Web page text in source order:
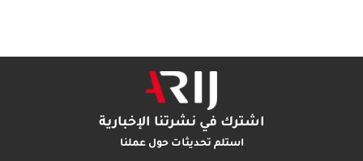
اشترك في نشرتنا الإخبارية
استلم تحديثات حول عملنا